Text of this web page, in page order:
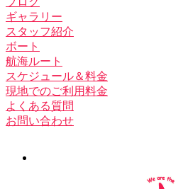
ギャラリー
スタッフ紹介
ボート
航海ルート
スケジュール＆料金
現地でのご利用料金
よくある質問
お問い合わせ